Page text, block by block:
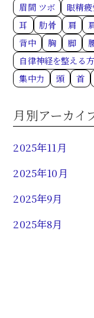
眉間 ツボ
眼精
耳
肋骨 肩
背中
胸 脚
自律神経を整える
集中力
頭 首
月別アーカイ
2025年11月
2025年10月
2025年9月
2025年8月